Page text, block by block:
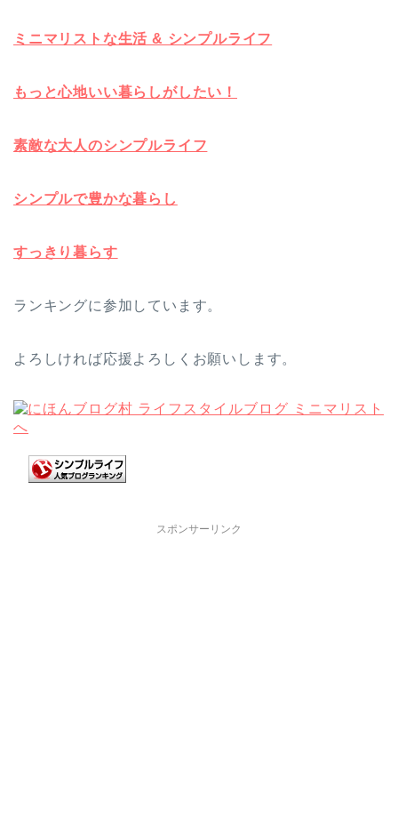
ミニマリストな生活 & シンプルライフ
もっと心地いい暮らしがしたい！
素敵な大人のシンプルライフ
シンプルで豊かな暮らし
すっきり暮らす
ランキングに参加しています。
よろしければ応援よろしくお願いします。
スポンサーリンク